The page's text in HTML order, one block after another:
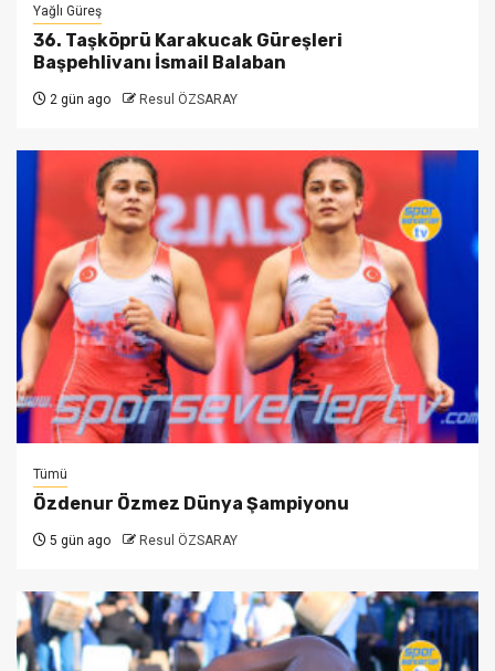
Yağlı Güreş
36. Taşköprü Karakucak Güreşleri
Başpehlivanı İsmail Balaban
2 gün ago Resul ÖZSARAY
Tümü
Özdenur Özmez Dünya Şampiyonu
5 gün ago Resul ÖZSARAY